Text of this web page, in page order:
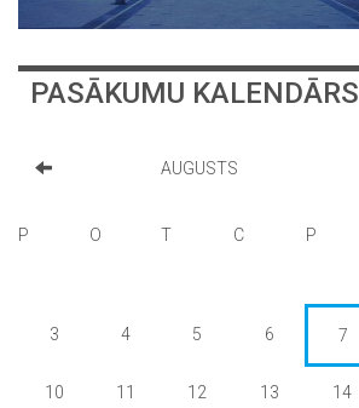
PASĀKUMU KALENDĀRS
AUGUSTS
P O T C P
3 4 5 6 7
10 11 12 13 14